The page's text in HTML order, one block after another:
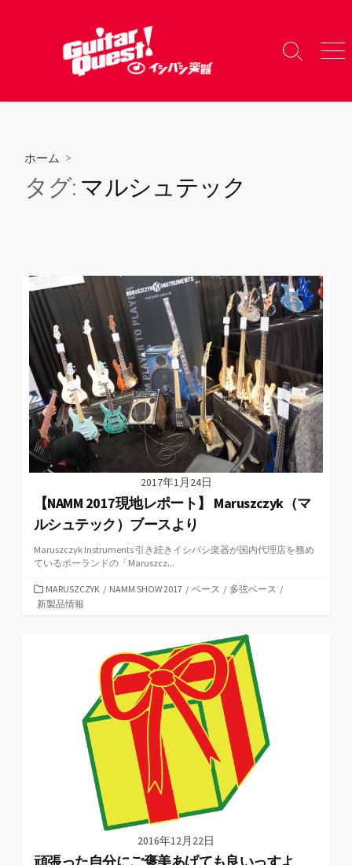
へ
検
り
メ
ー
ホーム >
タグ: マルシュテック
2017年1月24日
【NAMM 2017現地レポート】 Maruszczyk（マ
ルシュテック）ブースより
Maruszczyk Instruments 引き続きイシバシ楽器が国内代理店を務め
ているポーランドの「Maruszcz...
カ
テ
MARUSZCZYK / NAMM SHOW 2017 / ベース / 多弦ベース /
新製品情報
2016年12月22日